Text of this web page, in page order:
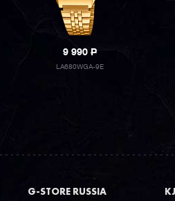
9 990P
LA680WGA-9E
G-STORE RUSSIA